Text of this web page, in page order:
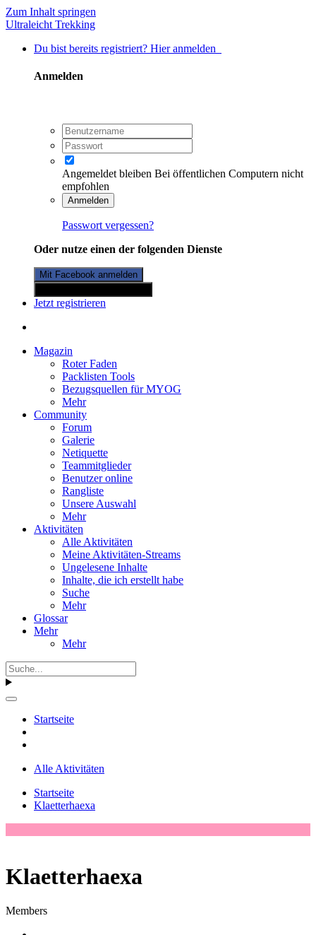
Zum Inhalt springen
Ultraleicht Trekking
Du bist bereits registriert? Hier anmelden
Anmelden
Angemeldet bleiben Bei öffentlichen Computern nicht
empfohlen
Anmelden
Passwort vergessen?
Oder nutze einen der folgenden Dienste
Mit Facebook anmelden
Jetzt registrieren
Magazin
Roter Faden
Packlisten Tools
Bezugsquellen für MYOG
Mehr
Community
Forum
Galerie
Netiquette
Teammitglieder
Benutzer online
Rangliste
Unsere Auswahl
Mehr
Aktivitäten
Alle Aktivitäten
Meine Aktivitäten-Streams
Ungelesene Inhalte
Inhalte, die ich erstellt habe
Suche
Mehr
Glossar
Mehr
Mehr
Startseite
Alle Aktivitäten
Startseite
Klaetterhaexa
Klaetterhaexa
Members